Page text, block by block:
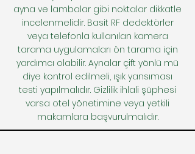
ayna ve lambalar gibi noktalar dikkatle
incelenmelidir. Basit RF dedektörler
veya telefonla kullanılan kamera
tarama uygulamaları ön tarama için
yardımcı olabilir. Aynalar çift yönlü mü
diye kontrol edilmeli, ışık yansıması
testi yapılmalıdır. Gizlilik ihlali şüphesi
varsa otel yönetimine veya yetkili
makamlara başvurulmalıdır.